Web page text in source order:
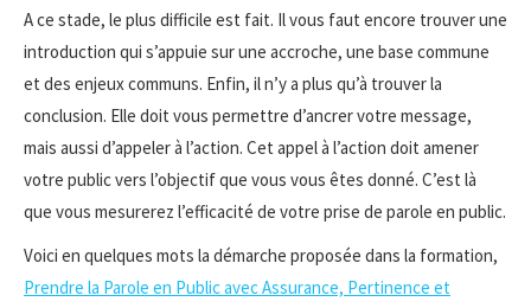
A ce stade, le plus difficile est fait. Il vous faut encore trouver une
introduction qui s’appuie sur une accroche, une base commune
et des enjeux communs. Enfin, il n’y a plus qu’à trouver la
conclusion. Elle doit vous permettre d’ancrer votre message,
mais aussi d’appeler à l’action. Cet appel à l’action doit amener
votre public vers l’objectif que vous vous êtes donné. C’est là
que vous mesurerez l’efficacité de votre prise de parole en public.
Voici en quelques mots la démarche proposée dans la formation,
Prendre la Parole en Public avec Assurance, Pertinence et